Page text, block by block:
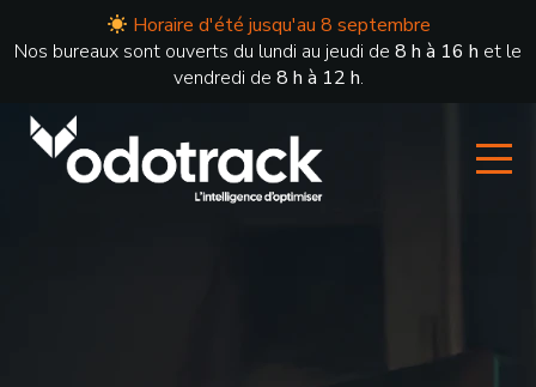
Horaire d'été jusqu'au 8 septembre
Nos bureaux sont ouverts du lundi au jeudi de 8 h à 16 h et le
vendredi de 8 h à 12 h.